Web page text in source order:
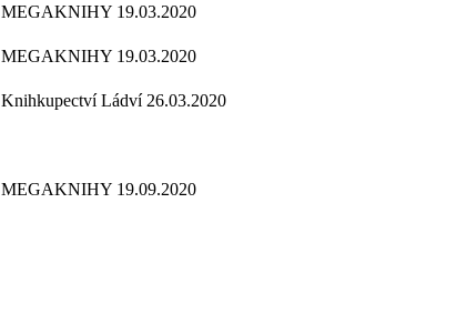
MEGAKNIHY 19.03.2020
MEGAKNIHY 19.03.2020
Knihkupectví Ládví 26.03.2020
MEGAKNIHY 19.09.2020